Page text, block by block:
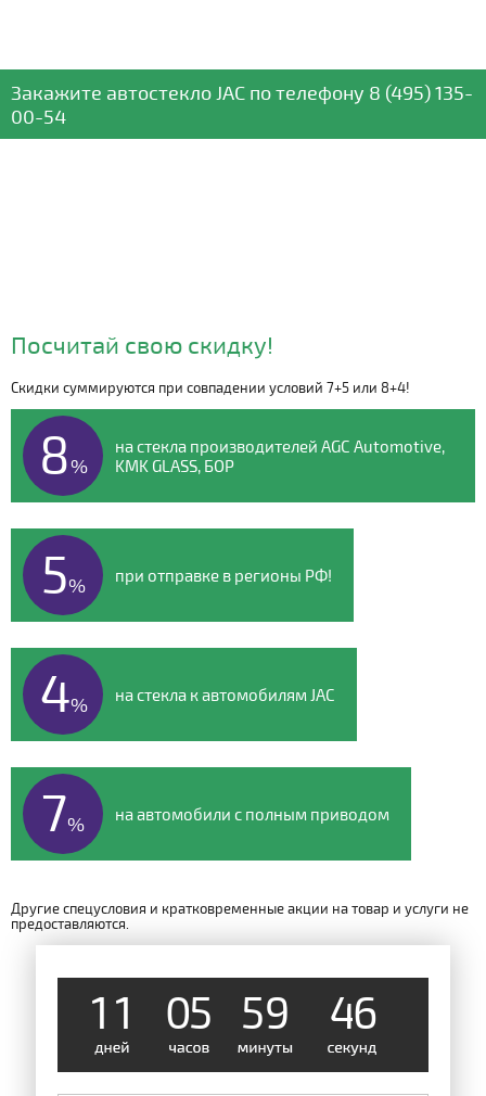
Закажите автостекло JAC по телефону 8 (495) 135-
00-54
Видео о компании
Посчитай свою скидку!
Скидки суммируются при совпадении условий 7+5 или 8+4!
8%
на стекла производителей AGC Automotive,
KMK GLASS, БОР
5% при отправке в регионы РФ!
4% на стекла к автомобилям JAC
7% на автомобили с полным приводом
Другие спецусловия и кратковременные акции на товар и услуги не
предоставляются.
1 1 05 59 45